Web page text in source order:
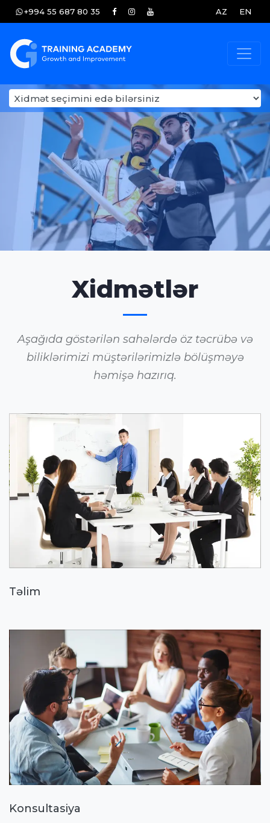
+994 55 687 80 35 AZ EN
Xidmətlər
Aşağıda göstərilən sahələrdə öz təcrübə və
biliklərimizi müştərilərimizlə bölüşməyə
həmişə hazırıq.
Təlim
Konsultasiya